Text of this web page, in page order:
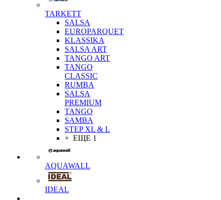
TARKETT
SALSA
EUROPARQUET
KLASSIKA
SALSA ART
TANGO ART
TANGO
CLASSIC
RUMBA
SALSA
PREMIUM
TANGO
SAMBA
STEP XL & L
+ ЕЩЕ 1
AQUAWALL
IDEAL